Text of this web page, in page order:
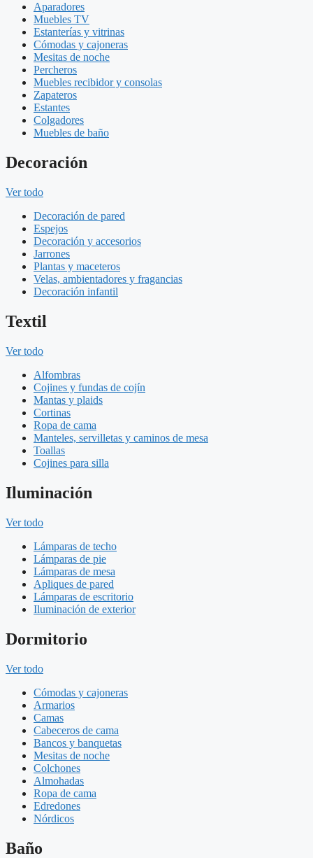
Aparadores
Muebles TV
Estanterías y vitrinas
Cómodas y cajoneras
Mesitas de noche
Percheros
Muebles recibidor y consolas
Zapateros
Estantes
Colgadores
Muebles de baño
Decoración
Ver todo
Decoración de pared
Espejos
Decoración y accesorios
Jarrones
Plantas y maceteros
Velas, ambientadores y fragancias
Decoración infantil
Textil
Ver todo
Alfombras
Cojines y fundas de cojín
Mantas y plaids
Cortinas
Ropa de cama
Manteles, servilletas y caminos de mesa
Toallas
Cojines para silla
Iluminación
Ver todo
Lámparas de techo
Lámparas de pie
Lámparas de mesa
Apliques de pared
Lámparas de escritorio
Iluminación de exterior
Dormitorio
Ver todo
Cómodas y cajoneras
Armarios
Camas
Cabeceros de cama
Bancos y banquetas
Mesitas de noche
Colchones
Almohadas
Ropa de cama
Edredones
Nórdicos
Baño